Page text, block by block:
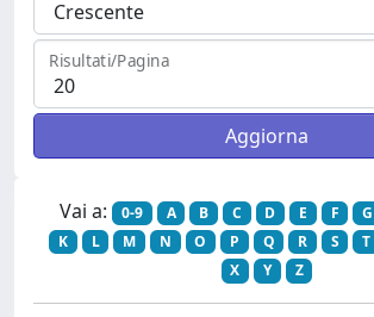
Risultati/Pagina
Vai a: 0-9 A B C D E F G
K
L M N O P Q R S T
X
Y Z